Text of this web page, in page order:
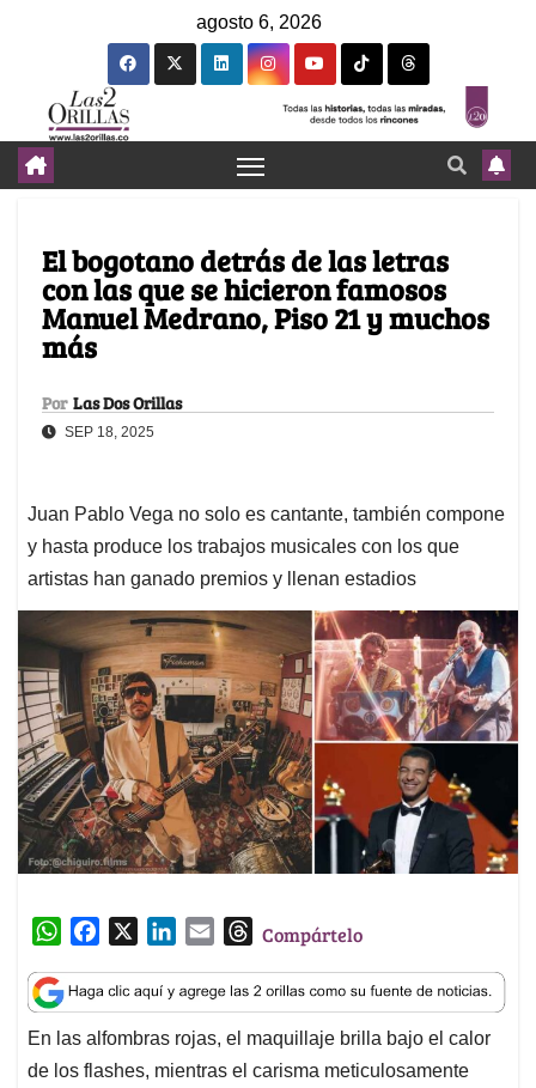
agosto 6, 2026
El bogotano detrás de las letras
con las que se hicieron famosos
Manuel Medrano, Piso 21 y muchos
más
Por Las Dos Orillas
SEP 18, 2025
Juan Pablo Vega no solo es cantante, también compone
y hasta produce los trabajos musicales con los que
artistas han ganado premios y llenan estadios
W
a
t
s
A
c
e
b
o
n
k
e
d
a
i
l
T
r
e
a
d
Compártelo
En las alfombras rojas, el maquillaje brilla bajo el calor
de los flashes, mientras el carisma meticulosamente